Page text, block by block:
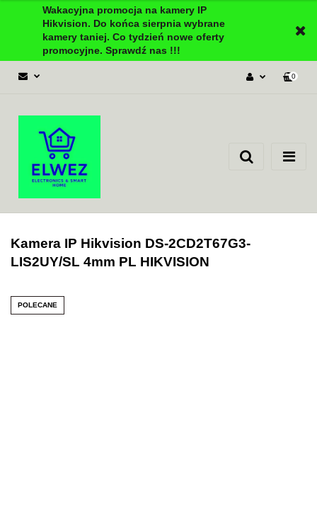
Wakacyjna promocja na kamery IP
Hikvision. Do końca sierpnia wybrane
kamery taniej. Co tydzień nowe oferty
promocyjne. Sprawdź nas !!!
Zgody cookies
0
Kamera IP Hikvision DS-2CD2T67G3-
LIS2UY/SL 4mm PL HIKVISION
POLECANE